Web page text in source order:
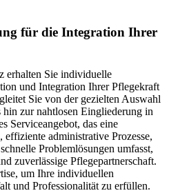
für die Integration Ihrer
erhalten Sie individuelle
und Integration Ihrer Pflegekraft
Sie von der gezielten Auswahl
hin zur nahtlosen Eingliederung in
Serviceangebot, das eine
administrative Prozesse,
Problemlösungen umfasst,
zuverlässige Pflegepartnerschaft.
um Ihre individuellen
und Professionalität zu erfüllen.